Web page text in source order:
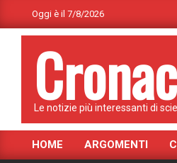
to
Oggi è il 7/8/2026
Le notizie più interessanti di
Primary
HOME ARGOMENTI